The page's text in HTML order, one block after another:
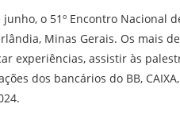
o 51º Encontro Nacional
Minas Gerais. Os mais
experiências, assistir às
dos bancários do BB,